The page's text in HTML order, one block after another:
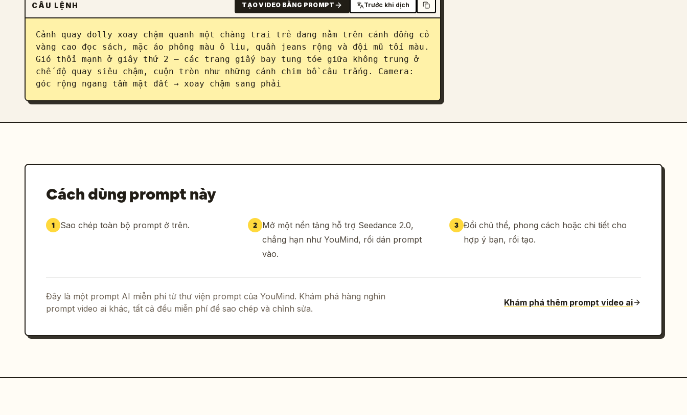
CÂU LỆNH TẠO VIDEO BẰNG PROMPT Trước khi dịch
Cảnh quay dolly xoay chậm quanh một chàng trai trẻ đang nằm trên cánh đồng cỏ
vàng cao đọc sách, mặc áo phông màu ô liu, quần jeans rộng và đội mũ tối màu.
Gió thổi mạnh ở giây thứ 2 — các trang giấy bay tung tóe giữa không trung ở
chế độ quay siêu chậm, cuộn tròn như những cánh chim bồ câu trắng. Camera:
góc rộng ngang tầm mặt đất → xoay chậm sang phải
Cách dùng prompt này
1 Sao chép toàn bộ prompt ở trên. 2 Mở một nền tảng hỗ trợ Seedance 2.0,
chẳng hạn như YouMind, rồi dán prompt
vào.
3 Đổi chủ thể, phong cách hoặc chi tiết cho
hợp ý bạn, rồi tạo.
Đây là một prompt AI miễn phí từ thư viện prompt của YouMind. Khám phá hàng nghìn
prompt video ai khác, tất cả đều miễn phí để sao chép và chỉnh sửa.
Khám phá thêm prompt video ai